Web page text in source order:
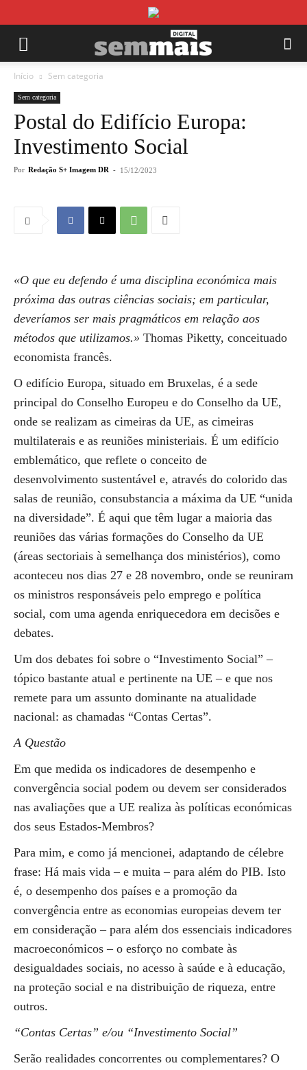
Início Sem categoria
Sem categoria
Postal do Edifício Europa:
Investimento Social
Por Redação S+ Imagem DR - 15/12/2023
«O que eu defendo é uma disciplina económica mais
próxima das outras ciências sociais; em particular,
deveríamos ser mais pragmáticos em relação aos
métodos que utilizamos.» Thomas Piketty, conceituado
economista francês.
O edifício Europa, situado em Bruxelas, é a sede
principal do Conselho Europeu e do Conselho da UE,
onde se realizam as cimeiras da UE, as cimeiras
multilaterais e as reuniões ministeriais. É um edifício
emblemático, que reflete o conceito de
desenvolvimento sustentável e, através do colorido das
salas de reunião, consubstancia a máxima da UE “unida
na diversidade”. É aqui que têm lugar a maioria das
reuniões das várias formações do Conselho da UE
(áreas sectoriais à semelhança dos ministérios), como
aconteceu nos dias 27 e 28 novembro, onde se reuniram
os ministros responsáveis pelo emprego e política
social, com uma agenda enriquecedora em decisões e
debates.
Um dos debates foi sobre o “Investimento Social” –
tópico bastante atual e pertinente na UE – e que nos
remete para um assunto dominante na atualidade
nacional: as chamadas “Contas Certas”.
A Questão
Em que medida os indicadores de desempenho e
convergência social podem ou devem ser considerados
nas avaliações que a UE realiza às políticas económicas
dos seus Estados-Membros?
Para mim, e como já mencionei, adaptando de célebre
frase: Há mais vida – e muita – para além do PIB. Isto
é, o desempenho dos países e a promoção da
convergência entre as economias europeias devem ter
em consideração – para além dos essenciais indicadores
macroeconómicos – o esforço no combate às
desigualdades sociais, no acesso à saúde e à educação,
na proteção social e na distribuição de riqueza, entre
outros.
“Contas Certas” e/ou “Investimento Social”
Serão realidades concorrentes ou complementares? O